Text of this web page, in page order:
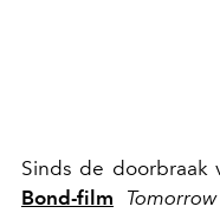
Sinds de doorbraak
Bond-film